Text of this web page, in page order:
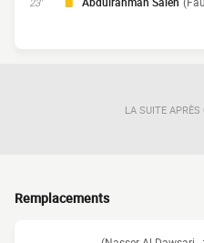
LA SUITE
Remplacements